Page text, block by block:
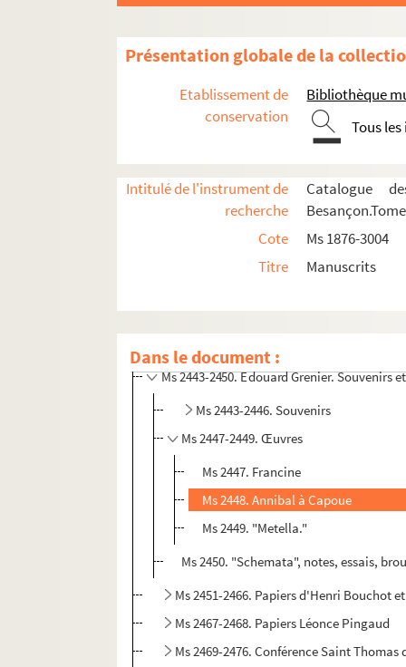
Présentation globale de la
Etablissement de
conservation
Bibliothèque
Tous
Intitulé de l'instrument de
recherche
Catalogue
Cote
Ms 1876-3004
Titre
Manuscrits
Dans le document :
Ms 2428. Antorpe (Jura).
Ms 2429. "Recherches sur les antiquités
Ms 2430. Registre de délibérations de la
Ms 2431. Ex-libris franc-comtois.
Ms 2432. Colonel Henri de Saint-Ferjeux.
Ms 2434. "Voyage en Gruyères en 1795,
Ms 2435. Journal de voyage en Autriche et
Ms 2436-2437. Cahier de correspondance
Ms 2438. Carnet de route du sergent-
Ms 2441-2442. Louis Duplain. Poésies.
Ms 2443-2450. Edouard Grenier. Souvenirs
Ms 2443-2446. Souvenirs
Ms 2447-2449. Œuvres
Ms 2447. Francine
Ms 2448. Annibal à Capoue
Ms 2449. "Metella."
Ms 2450. "Schemata", notes, essais,
Ms 2451-2466. Papiers d'Henri Bouchot
Ms 2467-2468. Papiers Léonce Pingaud
Ms 2469-2476. Conférence Saint